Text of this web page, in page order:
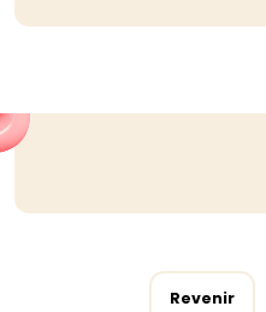
Revenir